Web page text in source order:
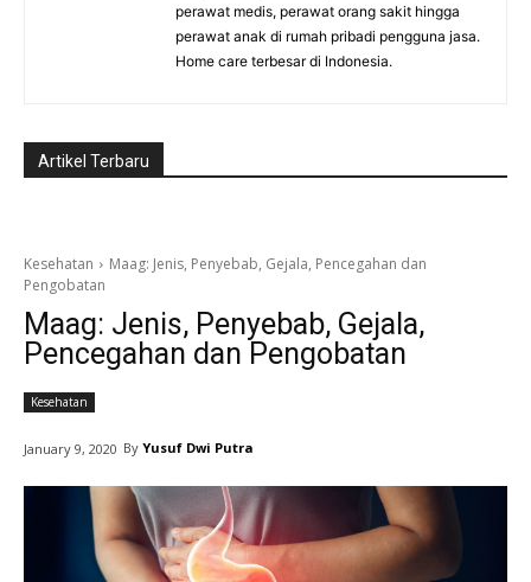
perawat medis, perawat orang sakit hingga
perawat anak di rumah pribadi pengguna jasa.
Home care terbesar di Indonesia.
Artikel Terbaru